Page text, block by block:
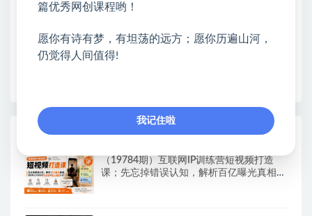
各种项目 + 提升网创认知。
开启网络之门，广受好评！
❤如果您也依存于互联网，欢迎加入本站会员，将尽
热门课程展示
（19784期）互联网IP训练营短视频打造
课；先忘掉错误认知，解析百亿曝光真相，
篇优秀网创课程哟！
愿你有诗有梦，有坦荡的远方；愿你历遍山河，
仍觉得人间值得!
我记住啦